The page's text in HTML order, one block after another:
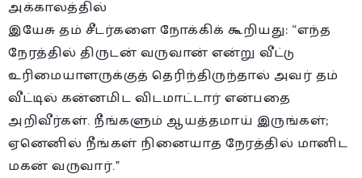
அக்காலத்தில்
இயேசு தம் சீடர்களை நோக்கிக் கூறியது: “எந்த
நேரத்தில் திருடன் வருவான் என்று வீட்டு
உரிமையாளருக்குத் தெரிந்திருந்தால் அவர் தம்
வீட்டில் கன்னமிட விடமாட்டார் என்பதை
அறிவீர்கள். நீங்களும் ஆயத்தமாய் இருங்கள்;
ஏனெனில் நீங்கள் நினையாத நேரத்தில் மானிட
மகன் வருவார்.”